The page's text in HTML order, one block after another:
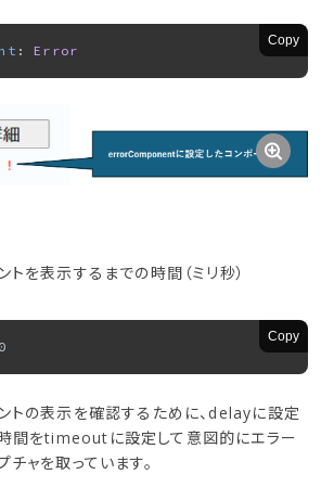
Copy
: Error
を表示するまでの時間（ミリ秒）
Copy
トの表示を確認するために、delayに設定
間をtimeoutに設定して意図的にエラー
ャを取っています。